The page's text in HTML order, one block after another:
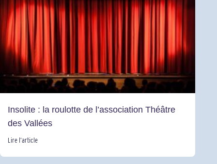
Insolite : la roulotte de l’association Théâtre
des Vallées
Lire l’article